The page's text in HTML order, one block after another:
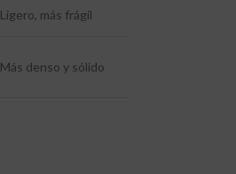
Ligero, más frágil
Más denso y sólido